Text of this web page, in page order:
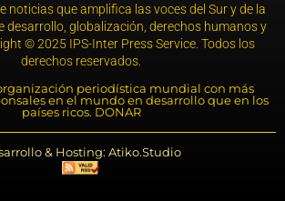
noticias que amplifica las voces del Sur y de la
desarrollo, globalización, derechos humanos y
© 2025 IPS-Inter Press Service. Todos los
derechos reservados.
periodística mundial con más
en el mundo en desarrollo que en los
países ricos. DONAR
& Hosting: Atiko.Studio